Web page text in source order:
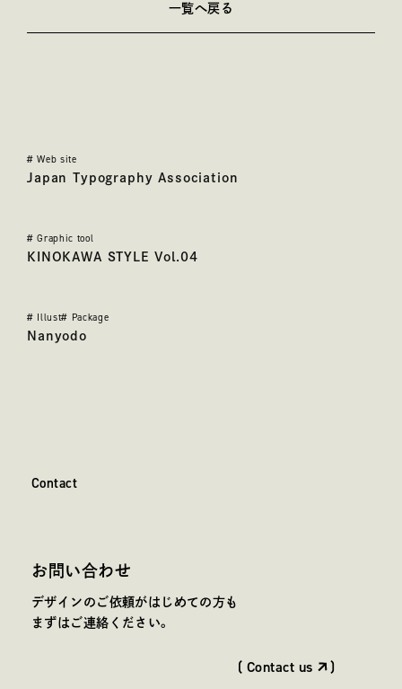
一覧へ戻る
日本タイポグラフィ協会
Japan Typography Association
# Web site
KINOKAWA STYLE
KINOKAWA STYLE Vol.04
# Graphic tool
南曜堂 天領もなか・小槌もなかパッケージデザイン
Nanyodo
# Illust# Package
お問い合わせ
Contact
デザインのご依頼がはじめての方も
まずはご連絡ください。
( Contact us )